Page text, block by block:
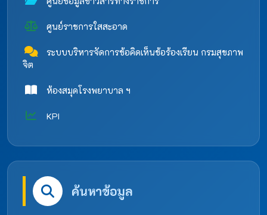
ศูนย์ราชการใสสะอาด
ระบบบริหารจัดการข้อคิดเห็นข้อร้องเรียน กรมสุขภาพ
จิต
ห้องสมุดโรงพยาบาล ฯ
KPI
ค้นหาข้อมูล